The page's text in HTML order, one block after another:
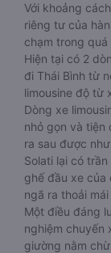
Với khoảng
riêng tư của
chạm trong
Hiện tại có 2
đi Thái Bình từ
limousine độ từ
Dòng xe
nhỏ gọn và tiện
ra sau được
Solati lại có
ghế đầu xe của
ngã ra thoải mái
Một điều đáng
nghiệm chuyến
giường nằm